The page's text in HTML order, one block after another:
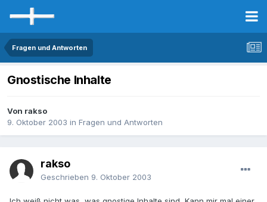
Fragen und Antworten
Gnostische Inhalte
Von rakso
9. Oktober 2003 in Fragen und Antworten
rakso
Geschrieben 9. Oktober 2003